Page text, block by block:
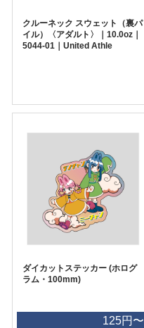
クルーネック スウェット（裏パ
イル）〈アダルト〉｜10.0oz｜
5044-01｜United Athle
ダイカットステッカー (ホログ
ラム・100mm)
125円〜